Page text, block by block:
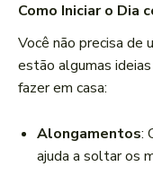
Como Iniciar o Dia
Você não precisa de
estão algumas
fazer em casa:
Alongamentos:
ajuda a soltar os